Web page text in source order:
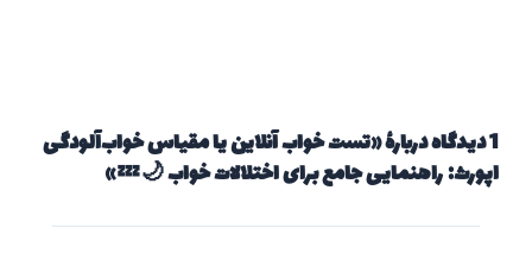
1 دیدگاه دربارهٔ «تست خواب آنلاین یا مقیاس خواب‌آلودگی
اپورث: راهنمایی جامع برای اختلالات خواب 🌙💤»